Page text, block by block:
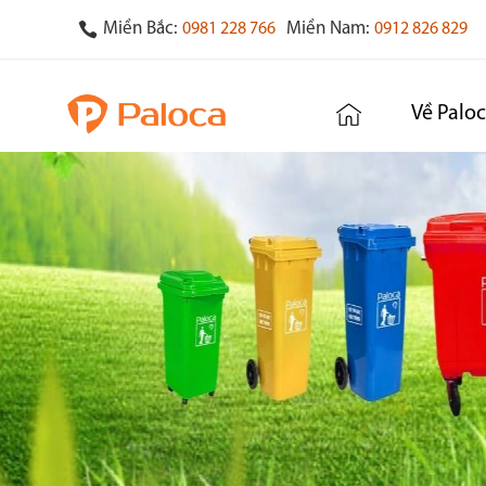
Miền Bắc: 0981 228 766 Miền Nam: 0912 826 829
Về